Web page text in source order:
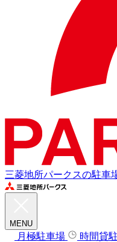
三菱地所パークスの駐車
MENU
月極駐車場 時間貸